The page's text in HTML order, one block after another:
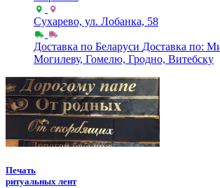
Сухарево, ул. Лобанка, 58
Доставка по Беларуси Доставка по:
Могилеву, Гомелю, Гродно, Витебску
Печать
ритуальных лент